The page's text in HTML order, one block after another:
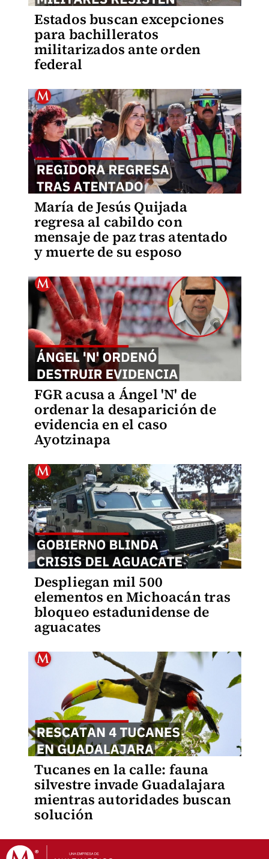
Estados buscan excepciones
para bachilleratos
militarizados ante orden
federal
María de Jesús Quijada
regresa al cabildo con
mensaje de paz tras atentado
y muerte de su esposo
FGR acusa a Ángel 'N' de
ordenar la desaparición de
evidencia en el caso
Ayotzinapa
Despliegan mil 500
elementos en Michoacán tras
bloqueo estadunidense de
aguacates
Tucanes en la calle: fauna
silvestre invade Guadalajara
mientras autoridades buscan
solución